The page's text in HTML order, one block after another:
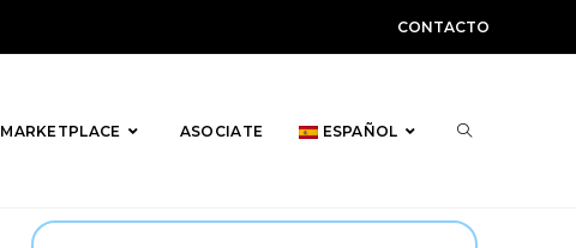
CONTACTO
MARKETPLACE ASOCIATE ESPAÑOL ALTERNAR